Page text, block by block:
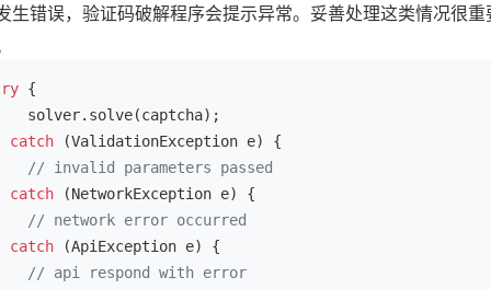
生错误，验证码破解程序会提示异常。妥善处理这类情况很
{
solver.solve(captcha);
catch (ValidationException e) {
// invalid parameters passed
catch (NetworkException e) {
// network error occurred
catch (ApiException e) {
// api respond with error